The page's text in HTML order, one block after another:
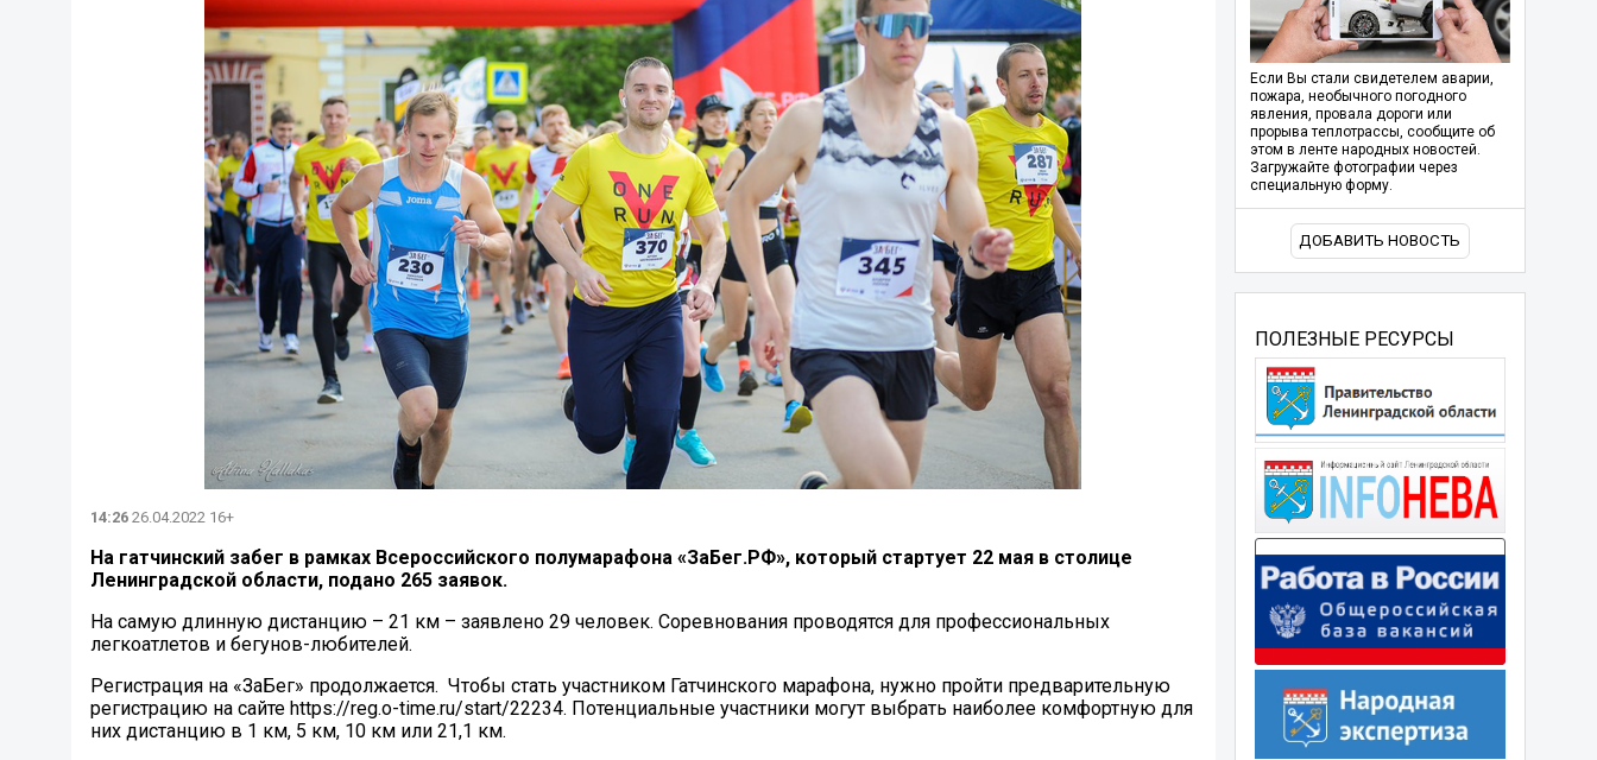
14:26 26.04.2022 16+
На гатчинский забег в рамках Всероссийского полумарафона «ЗаБег.РФ», который стартует 22 мая в столице
Ленинградской области, подано 265 заявок.
На самую длинную дистанцию – 21 км – заявлено 29 человек. Соревнования проводятся для профессиональных
легкоатлетов и бегунов-любителей.
Регистрация на «ЗаБег» продолжается. Чтобы стать участником Гатчинского марафона, нужно пройти предварительную
регистрацию на сайте https://reg.o-time.ru/start/22234. Потенциальные участники могут выбрать наиболее комфортную для
них дистанцию в 1 км, 5 км, 10 км или 21,1 км.
Если Вы стали свидетелем аварии,
пожара, необычного погодного
явления, провала дороги или
прорыва теплотрассы, сообщите об
этом в ленте народных новостей.
Загружайте фотографии через
специальную форму.
ДОБАВИТЬ НОВОСТЬ
ПОЛЕЗНЫЕ РЕСУРСЫ